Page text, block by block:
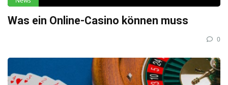
Was ein Online-Casino können muss
0